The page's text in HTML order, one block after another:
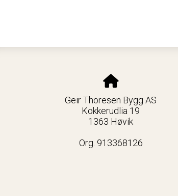
Geir Thoresen Bygg AS
Kokkerudlia 19
1363 Høvik
Org. 913368126